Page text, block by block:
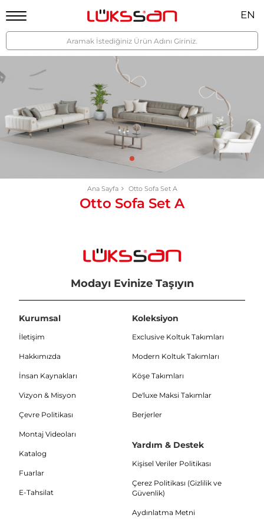
EN
Ana Sayfa Otto Sofa Set A
Otto Sofa Set A
Modayı Evinize Taşıyın
Kurumsal
İletişim
Hakkımızda
İnsan Kaynakları
Vizyon & Misyon
Çevre Politikası
Montaj Videoları
Katalog
Fuarlar
E-Tahsilat
Koleksiyon
Exclusive Koltuk Takımları
Modern Koltuk Takımları
Köşe Takımları
De'luxe Maksi Takımlar
Berjerler
Yardım & Destek
Kişisel Veriler Politikası
Çerez Politikası (Gizlilik ve
Güvenlik)
Aydınlatma Metni